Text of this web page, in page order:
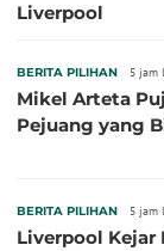
Liverpool
BERITA PILIHAN 5 jam
Mikel Arteta
Pejuang yang
BERITA PILIHAN 5 jam
Liverpool Kejar